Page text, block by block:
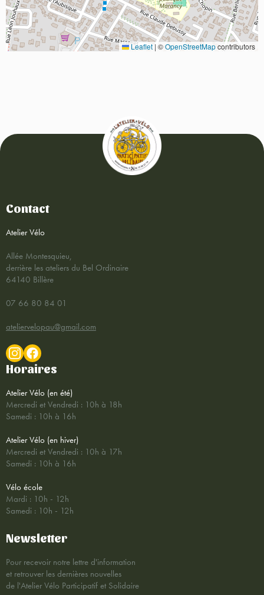
Leaflet | ©OpenStreetMapcontributors
Contact
Atelier Vélo
Allée Montesquieu,
derrière les ateliers du Bel Ordinaire
64140 Billère
07 66 80 84 01
ateliervelopau@gmail.com
Horaires
Atelier Vélo (en été)
Mercredi et Vendredi : 10h à 18h
Samedi : 10h à 16h
Atelier Vélo (en hiver)
Mercredi et Vendredi : 10h à 17h
Samedi : 10h à 16h
Vélo école
Mardi : 10h - 12h
Samedi : 10h - 12h
Newsletter
Pour recevoir notre lettre d'information
et retrouver les dernières nouvelles
de l'Atelier Vélo Participatif et Solidaire